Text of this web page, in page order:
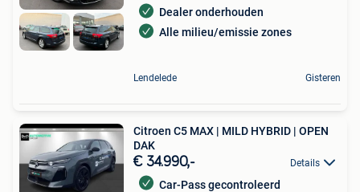
Dealer onderhouden
Alle milieu/emissie zones
Lendelede Gisteren
Citroen C5 MAX | MILD HYBRID | OPEN
DAK
€ 34.990,- Details
Car-Pass gecontroleerd